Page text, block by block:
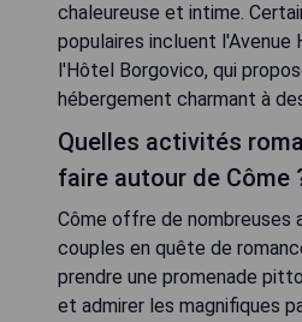
chaleureuse et intime.
populaires incluent l'Avenue
l'Hôtel Borgovico, qui
hébergement charmant à
Quelles activités
faire autour de Côme
Côme offre de nombreuses
couples en quête de
prendre une promenade
et admirer les magnifiques